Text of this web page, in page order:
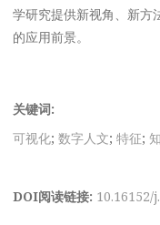
学研究提供新视角、新方
的应用前景。
关键词:
可视化;数字人文;特征;
DOI阅读链接: